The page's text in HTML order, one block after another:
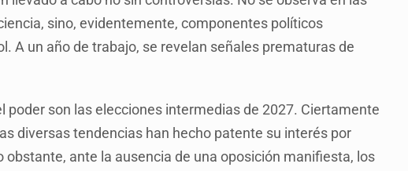
sino, evidentemente, componentes políticos
A un año de trabajo, se revelan señales prematuras de
poder son las elecciones intermedias de 2027. Ciertamente
diversas tendencias han hecho patente su interés por
ante la ausencia de una oposición manifiesta, los